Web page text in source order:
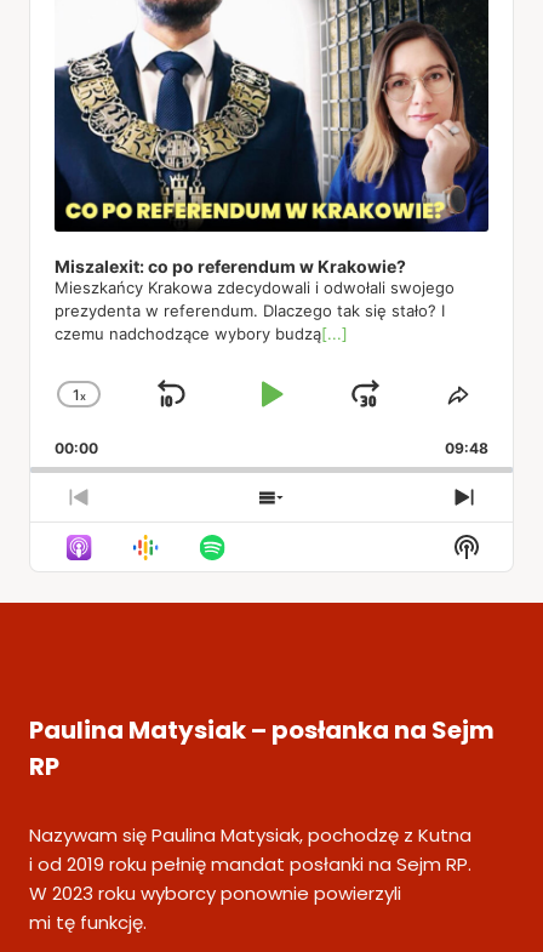
Miszalexit: co po referendum w Krakowie?
Mieszkańcy Krakowa zdecydowali i odwołali swojego
prezydenta w referendum. Dlaczego tak się stało? I
czemu nadchodzące wybory budzą[...]
Change
Rate
1x
Skip
Play
Jump
Forward
Share
00:00 09:48
Previous
Episode
Show
Next
Show
Paulina Matysiak – posłanka na Sejm
RP
Nazywam się Paulina Matysiak, pochodzę z Kutna
i od 2019 roku pełnię mandat posłanki na Sejm RP.
W 2023 roku wyborcy ponownie powierzyli
mi tę funkcję.